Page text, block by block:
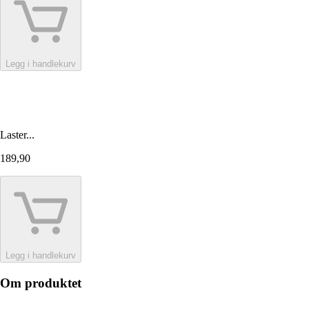
Legg i handlekurv
Laster...
189,90
Legg i handlekurv
Om produktet